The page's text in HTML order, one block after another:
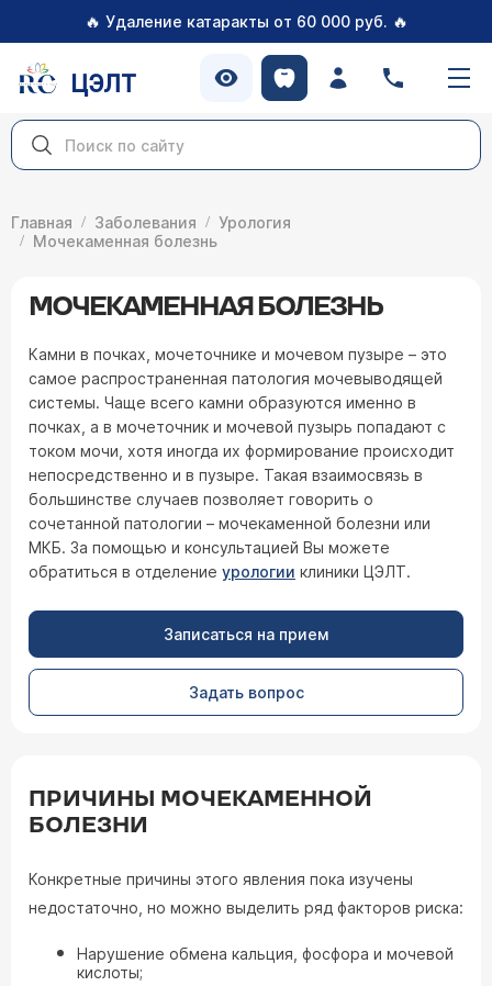
🔥 Удаление катаракты от 60 000 руб. 🔥
ЦЭЛТ
Главная Заболевания
Урология
Мочекаменная болезнь
МОЧЕКАМЕННАЯ БОЛЕЗНЬ
Камни в почках, мочеточнике и мочевом пузыре – это
самое распространенная патология мочевыводящей
системы. Чаще всего камни образуются именно в
почках, а в мочеточник и мочевой пузырь попадают с
током мочи, хотя иногда их формирование происходит
непосредственно и в пузыре. Такая взаимосвязь в
большинстве случаев позволяет говорить о
сочетанной патологии – мочекаменной болезни или
МКБ. За помощью и консультацией Вы можете
обратиться в отделение урологии клиники ЦЭЛТ.
Записаться на прием
Задать вопрос
ПРИЧИНЫ МОЧЕКАМЕННОЙ
БОЛЕЗНИ
Конкретные причины этого явления пока изучены
недостаточно, но можно выделить ряд факторов риска:
Нарушение обмена кальция, фосфора и мочевой
кислоты;